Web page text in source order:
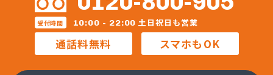
受付時間 10:00 - 22:00 土日祝日も営業
通話料無料 スマホもOK